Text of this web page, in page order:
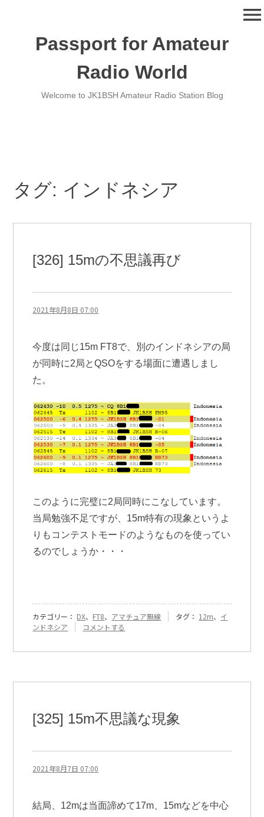
Passport for Amateur
Radio World
Welcome to JK1BSH Amateur Radio Station Blog
menu
タグ: インドネシア
[326] 15mの不思議再び
2021年8月8日 07:00
今度は同じ15m FT8で、別のインドネシアの局
が同時に2局とQSOをする場面に遭遇しまし
た。
このように完璧に2局同時にこなしています。
当局勉強不足ですが、15m特有の現象というよ
りもコンテストモードのようなものを使ってい
るのでしょうか・・・
カテゴリー： DX、 FT8、 アマチュア無線 タグ： 12m、 イ
ンドネシア
『[326]
議
に
コメントする
[325] 15m不思議な現象
2021年8月7日 07:00
結局、12mは当面諦めて17m、15mなどを中心